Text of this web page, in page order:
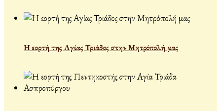
Η εορτή της Αγίας Τριάδος στην Μητρόπολή μας